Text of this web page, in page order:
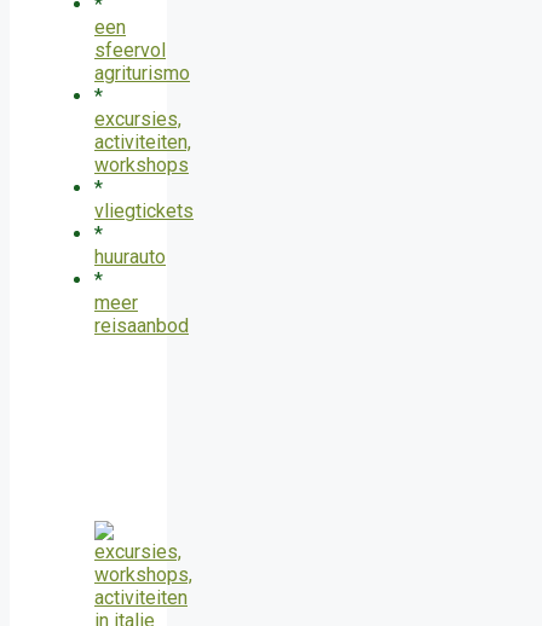
*
een
sfeervol
agriturismo
*
excursies,
activiteiten,
workshops
*
vliegtickets
*
huurauto
*
meer
reisaanbod